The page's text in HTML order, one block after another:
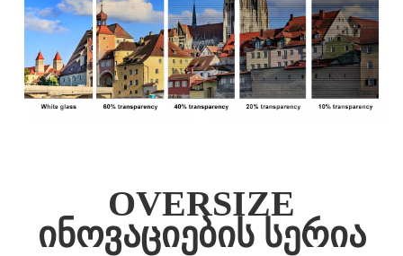
OVERSIZE
ინოვაციების სერია